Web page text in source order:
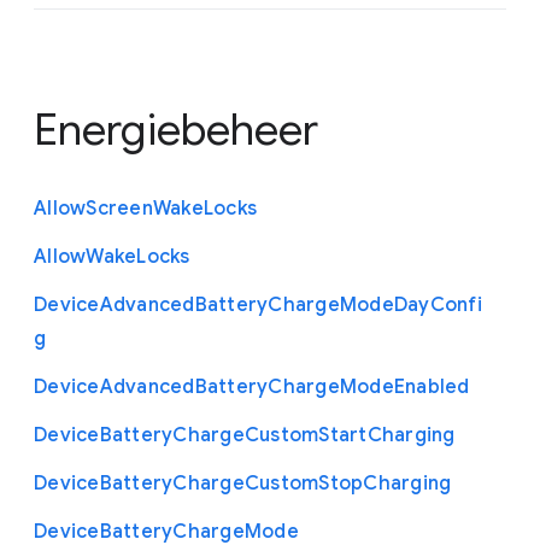
Energiebeheer
AllowScreenWakeLocks
AllowWakeLocks
DeviceAdvancedBatteryChargeModeDayConfi
g
DeviceAdvancedBatteryChargeModeEnabled
DeviceBatteryChargeCustomStartCharging
DeviceBatteryChargeCustomStopCharging
DeviceBatteryChargeMode